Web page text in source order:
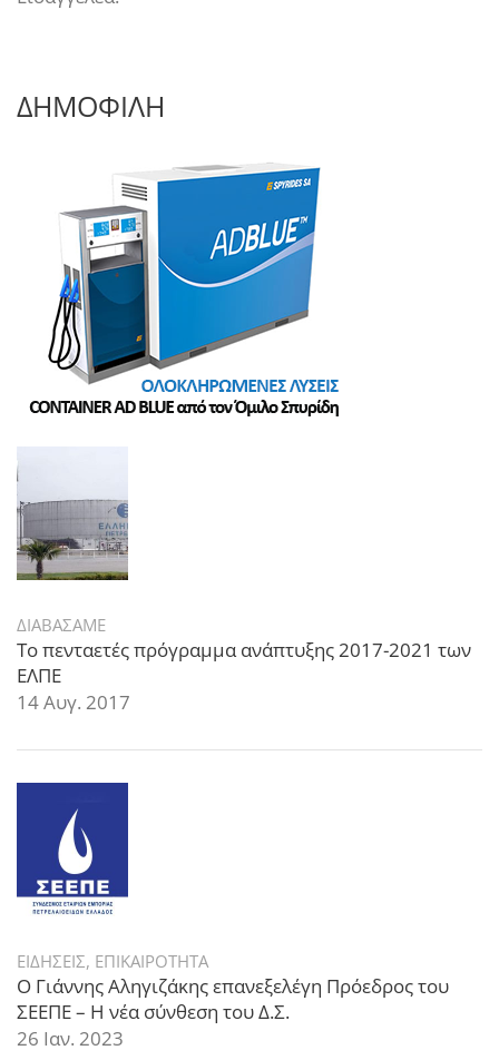
ΔΗΜΟΦΙΛΗ
ΔΙΑΒΑΣΑΜΕ
Το πενταετές πρόγραμμα ανάπτυξης 2017-2021 των
ΕΛΠΕ
14 Αυγ. 2017
ΕΙΔΗΣΕΙΣ, ΕΠΙΚΑΙΡΟΤΗΤΑ
Ο Γιάννης Αληγιζάκης επανεξελέγη Πρόεδρος του
ΣΕΕΠΕ – Η νέα σύνθεση του Δ.Σ.
26 Ιαν. 2023